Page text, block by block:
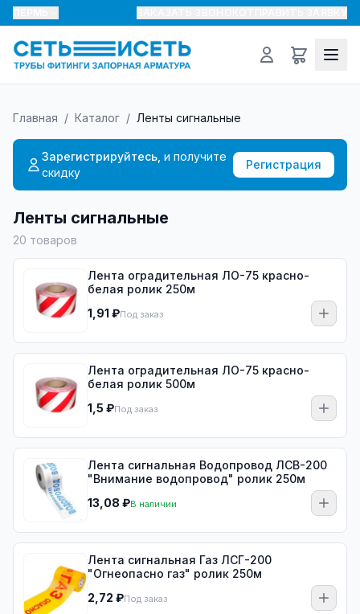
Главная / Каталог / Ленты сигнальные
Зарегистрируйтесь, и получите
скидку
Регистрация
Ленты сигнальные
20 товаров
Лента оградительная ЛО-75 красно-
белая ролик 250м
1,91 ₽Под заказ
Лента оградительная ЛО-75 красно-
белая ролик 500м
1,5 ₽Под заказ
Лента сигнальная Водопровод ЛСВ-200
"Внимание водопровод" ролик 250м
13,08 ₽В наличии
Лента сигнальная Газ ЛСГ-200
"Огнеопасно газ" ролик 250м
2,72 ₽Под заказ